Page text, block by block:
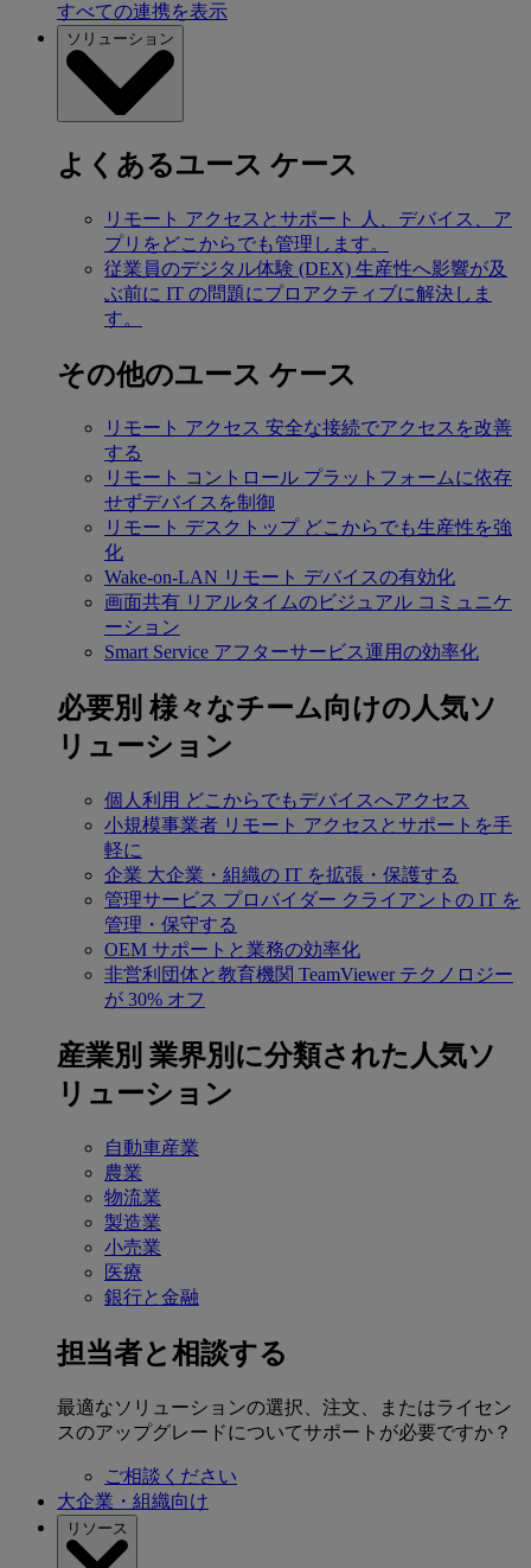
すべての連携を表示
ソリューション
よくあるユース ケース
リモート アクセスとサポート
人、デバイス、ア
プリをどこからでも管理します。
従業員のデジタル体験 (DEX) 生産性へ影響が及
ぶ前に IT の問題にプロアクティブに解決しま
す。
その他のユース ケース
リモート アクセス 安全な接続でアクセスを改善
する
リモート コントロール プラットフォームに依存
せずデバイスを制御
リモート デスクトップ どこからでも生産性を強
化
Wake-on-LAN リモート デバイスの有効化
画面共有 リアルタイムのビジュアル コミュニケ
ーション
Smart Service アフターサービス運用の効率化
必要別 様々なチーム向けの人気ソ
リューション
個人利用 どこからでもデバイスへアクセス
小規模事業者 リモート アクセスとサポートを手
軽に
企業 大企業・組織の IT を拡張・保護する
管理サービス プロバイダー クライアントの IT を
管理・保守する
OEM サポートと業務の効率化
非営利団体と教育機関 TeamViewer テクノロジー
が 30% オフ
産業別 業界別に分類された人気ソ
リューション
自動車産業
農業
物流業
製造業
小売業
医療
銀行と金融
担当者と相談する
最適なソリューションの選択、注文、またはライセン
スのアップグレードについてサポートが必要ですか？
ご相談ください
大企業・組織向け
リソース